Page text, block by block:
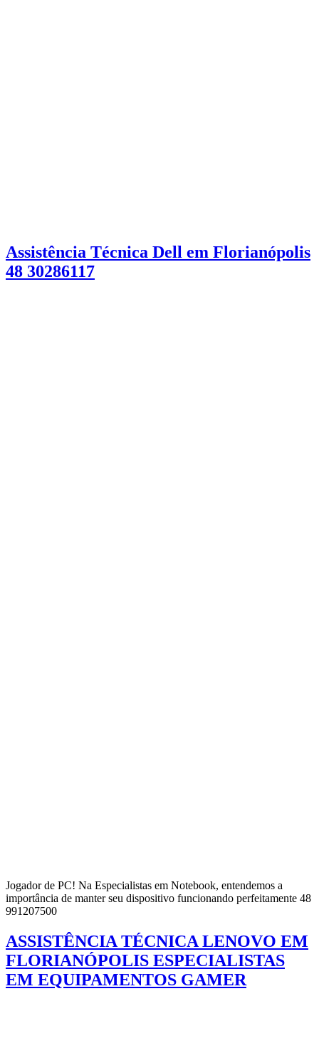
Assistência Técnica Dell em Florianópolis
48 30286117
Jogador de PC! Na Especialistas em Notebook, entendemos a
importância de manter seu dispositivo funcionando perfeitamente 48
991207500
ASSISTÊNCIA TÉCNICA LENOVO EM
FLORIANÓPOLIS ESPECIALISTAS
EM EQUIPAMENTOS GAMER